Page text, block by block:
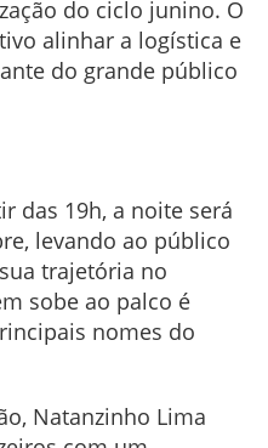
do ciclo junino. O
alinhar a logística e
do grande público
das 19h, a noite será
levando ao público
trajetória no
sobe ao palco é
nomes do
Natanzinho Lima